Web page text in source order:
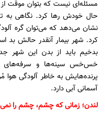
مسئله‌ای نیست که بتوان موقت
حال خودش رها کرد. نگاهی به
نشان می‌دهد که می‌توان گره
کرد. شهر بیمار آنقدر حالش بد
بدخیم باید از بدن این شهر
خس‌خس سینه‌ها و سرفه‌های
پرنده‌هایش به خاطر آلودگی هوا
آسمانی آبی دارد.
لندن؛ زمانی که چشم، چشم را